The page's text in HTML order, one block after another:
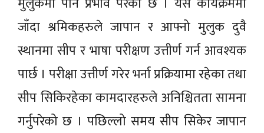
जाँदा श्रमिकहरुले जापान र आफ्नो मुलुक दुवै
स्थानमा सीप र भाषा परीक्षण उत्तीर्ण गर्न आवश्यक
पार्छ । परीक्षा उत्तीर्ण गरेर भर्ना प्रक्रियामा रहेका तथा
सीप सिकिरहेका कामदारहरुले अनिश्चितता सामना
गर्नुपरेको छ । पछिल्लो समय सीप सिकेर जापान